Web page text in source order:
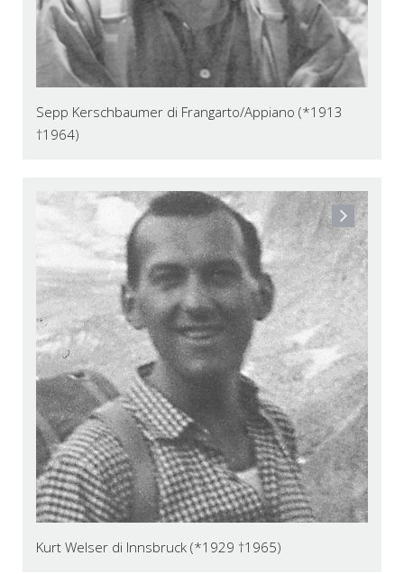
Sepp Kerschbaumer di Frangarto/Appiano (*1913
†1964)
Kurt Welser di Innsbruck (*1929 †1965)